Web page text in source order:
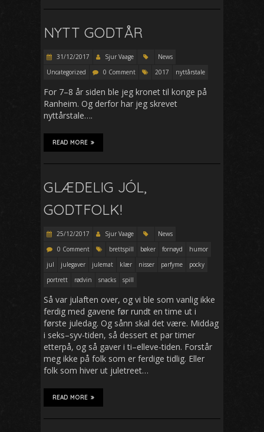
NYTT GODTÅR
31/12/2017 Sjur Vaage
News
Uncategorized
0 Comment 2017 nyttårstale
For 7–8 år siden ble jeg kronet til konge på
Ranheim. Og derfor har jeg skrevet
nyttårstale….
READ MORE
GLÆDELIG JÓL,
GODTFOLK!
25/12/2017 Sjur Vaage
News
0 Comment
brettspill bøker fornøyd
humor
jul
julegaver julemat klær nisser parfyme
pocky
portrett
rødvin snacks spill
Så var julaften over, og vi ble som vanlig ikke
ferdig med gavene før rundt en time ut i
første juledag. Og sånn skal det være. Middag
i seks–syv-tiden, så dessert et par timer
etterpå, og så gaver i ti–elleve-tiden. Forstår
meg ikke på folk som er ferdige tidlig. Eller
folk som hiver ut juletreet…
READ MORE